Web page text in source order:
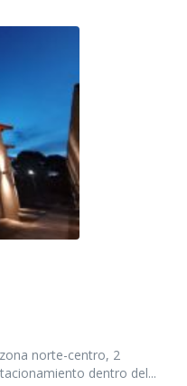
norte-centro, 2
dentro del...